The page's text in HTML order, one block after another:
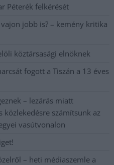
Péterék felkérését
jobb is? – kemény kritika
köztársasági elnöknek
fogott a Tiszán a 13 éves
– lezárás miatt
közlekedésre számítsunk az
vasútvonalon
– heti médiaszemle a